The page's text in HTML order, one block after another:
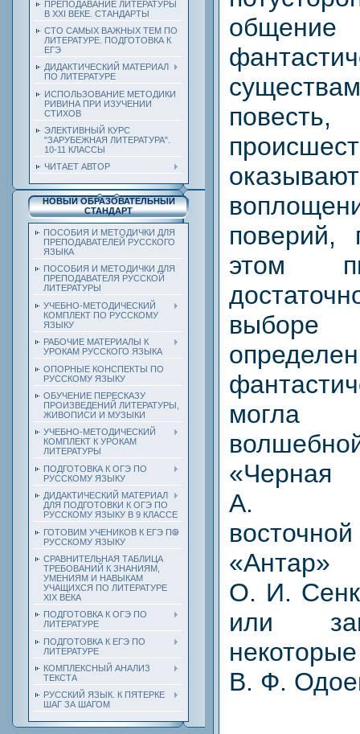
ПРЕПОДАВАНИЕ ЛИТЕРАТУРЫ
В XXI ВЕКЕ. СТАНДАРТЫ
СТО САМЫХ ВАЖНЫХ ТЕМ ПО
ЛИТЕРАТУРЕ. ПОДГОТОВКА К
ЕГЭ
ДИДАКТИЧЕСКИЙ МАТЕРИАЛ
ПО ЛИТЕРАТУРЕ
ИСПОЛЬЗОВАНИЕ МЕТОДИКИ
РИВИНА ПРИ ИЗУЧЕНИИ
СТИХОВ
ЭЛЕКТИВНЫЙ КУРС
"ЗАРУБЕЖНАЯ ЛИТЕРАТУРА".
10-11 КЛАССЫ
ЧИТАЕТ АВТОР
НОВЫЙ ОБРАЗОВАТЕЛЬНЫЙ
СТАНДАРТ
ПОСОБИЯ И МЕТОДИЧКИ ДЛЯ
ПРЕПОДАВАТЕЛЕЙ РУССКОГО
ЯЗЫКА
ПОСОБИЯ И МЕТОДИЧКИ ДЛЯ
ПРЕПОДАВАТЕЛЯ РУССКОЙ
ЛИТЕРАТУРЫ
УЧЕБНО-МЕТОДИЧЕСКИЙ
КОМПЛЕКТ ПО РУССКОМУ
ЯЗЫКУ
РАБОЧИЕ МАТЕРИАЛЫ К
УРОКАМ РУССКОГО ЯЗЫКА
ОПОРНЫЕ КОНСПЕКТЫ ПО
РУССКОМУ ЯЗЫКУ
ОБУЧЕНИЕ ПЕРЕСКАЗУ
ПРОИЗВЕДЕНИЙ ЛИТЕРАТУРЫ,
ЖИВОПИСИ И МУЗЫКИ
УЧЕБНО-МЕТОДИЧЕСКИЙ
КОМПЛЕКТ К УРОКАМ
ЛИТЕРАТУРЫ
ПОДГОТОВКА К ОГЭ ПО
РУССКОМУ ЯЗЫКУ
ДИДАКТИЧЕСКИЙ МАТЕРИАЛ
ДЛЯ ПОДГОТОВКИ К ОГЭ ПО
РУССКОМУ ЯЗЫКУ В 9 КЛАССЕ
ГОТОВИМ УЧЕНИКОВ К ЕГЭ ПО
РУССКОМУ ЯЗЫКУ
СРАВНИТЕЛЬНАЯ ТАБЛИЦА
ТРЕБОВАНИЙ К ЗНАНИЯМ,
УМЕНИЯМ И НАВЫКАМ
УЧАЩИХСЯ ПО ЛИТЕРАТУРЕ
ХIХ ВЕКА
ПОДГОТОВКА К ОГЭ ПО
ЛИТЕРАТУРЕ
ПОДГОТОВКА К ЕГЭ ПО
ЛИТЕРАТУРЕ
КОМПЛЕКСНЫЙ АНАЛИЗ
ТЕКСТА
РУССКИЙ ЯЗЫК. К ПЯТЕРКЕ
ШАГ ЗА ШАГОМ
поверий,
этом
могла
А.
«Антар»
О. И.
или
В. Ф.